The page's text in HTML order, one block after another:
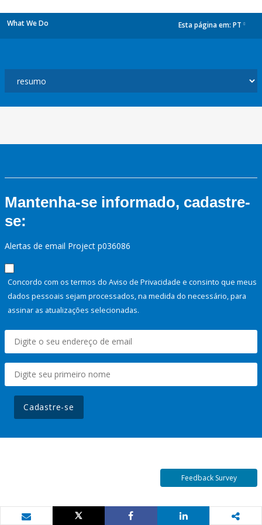
What We Do Esta página em: PT
Mantenha-se informado, cadastre-
se:
Alertas de email Project p036086
Concordo com os termos do Aviso de Privacidade e consinto que meus
dados pessoais sejam processados, na medida do necessário, para
assinar as atualizações selecionadas.
Cadastre-se
Feedback Survey